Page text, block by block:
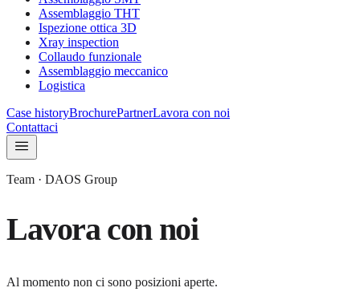
Assemblaggio THT
Ispezione ottica 3D
Xray inspection
Collaudo funzionale
Assemblaggio meccanico
Logistica
Case historyBrochurePartnerLavora con noi
Contattaci
Team · DAOS Group
Lavora con noi
Al momento non ci sono posizioni aperte.